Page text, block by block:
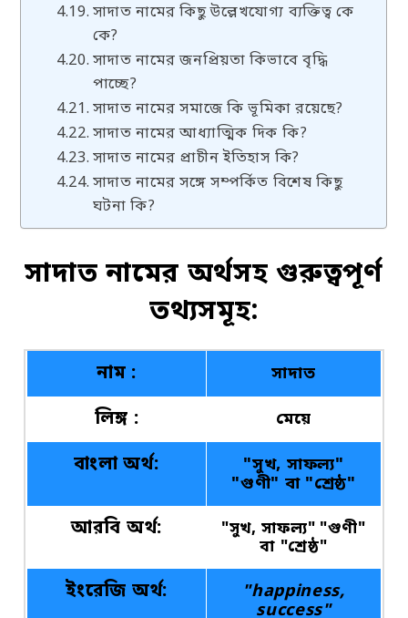
সাদাত নামের কিছু উল্লেখযোগ্য ব্যক্তিত্ব কে
কে?
সাদাত নামের জনপ্রিয়তা কিভাবে বৃদ্ধি
পাচ্ছে?
সাদাত নামের সমাজে কি ভূমিকা রয়েছে?
সাদাত নামের আধ্যাত্মিক দিক কি?
সাদাত নামের প্রাচীন ইতিহাস কি?
সাদাত নামের সঙ্গে সম্পর্কিত বিশেষ কিছু
ঘটনা কি?
সাদাত নামের অর্থসহ গুরুত্বপূর্ণ
তথ্যসমূহ:
নাম : সাদাত
লিঙ্গ : মেয়ে
বাংলা অর্থ:
"সুখ, সাফল্য"
"গুণী" বা "শ্রেষ্ঠ"
আরবি অর্থ:
"সুখ, সাফল্য" "গুণী"
বা "শ্রেষ্ঠ"
ইংরেজি অর্থ:
"happiness,
success"